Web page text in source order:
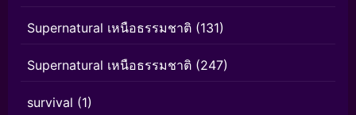
Supernatural เหนือธรรมชาติ (131)
Supernatural เหนือธรรมชาติ (247)
survival (1)